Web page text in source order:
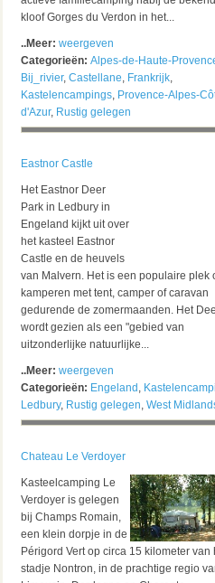
kloof Gorges du Verdon in het...
..Meer: weergeven
Categorieën: Alpes-de-Haute-
Bij_rivier, Castellane, Frankrijk,
Kastelencampings, Provence-Alpes-
d'Azur, Rustig gelegen
Eastnor Castle
Het Eastnor Deer
Park in Ledbury in
Engeland kijkt uit over
het kasteel Eastnor
Castle en de heuvels
van Malvern. Het is een populaire plek
kamperen met tent, camper of caravan
gedurende de zomermaanden. Het
wordt gezien als een "gebied van
uitzonderlijke natuurlijke...
..Meer: weergeven
Categorieën: Engeland ,
Ledbury, Rustig gelegen, West
Chateau Le Verdoyer
Kasteelcamping Le
Verdoyer is gelegen
bij Champs Romain,
een klein dorpje in de
Périgord Vert op circa 15 kilometer van
stadje Nontron, in de prachtige regio